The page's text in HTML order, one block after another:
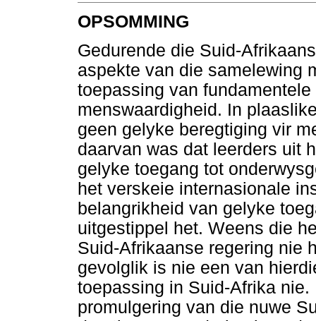
OPSOMMING
Gedurende die Suid-
aspekte van die samelewing
toepassing van
menswaardigheid. In
geen gelyke beregtiging vir
daarvan was dat leerders uit
gelyke toegang tot
het verskeie internasionale
belangrikheid van gelyke
uitgestippel het. Weens die
Suid-Afrikaanse regering nie
gevolglik is nie een van
toepassing in Suid-Afrika
promulgering van die nuwe